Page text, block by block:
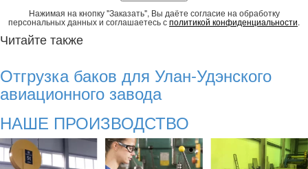
Нажимая на кнопку "Заказать", Вы даёте согласие на обработку
персональных данных и соглашаетесь сполитикой конфиденциальности.
Читайте также
Отгрузка баков для Улан-Удэнского
авиационного завода
НАШЕ ПРОИЗВОДСТВО